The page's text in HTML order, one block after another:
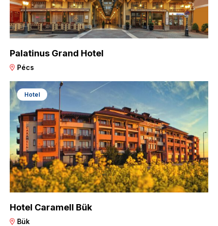
Palatinus Grand Hotel
Pécs
Hotel
Hotel Caramell Bük
Bük